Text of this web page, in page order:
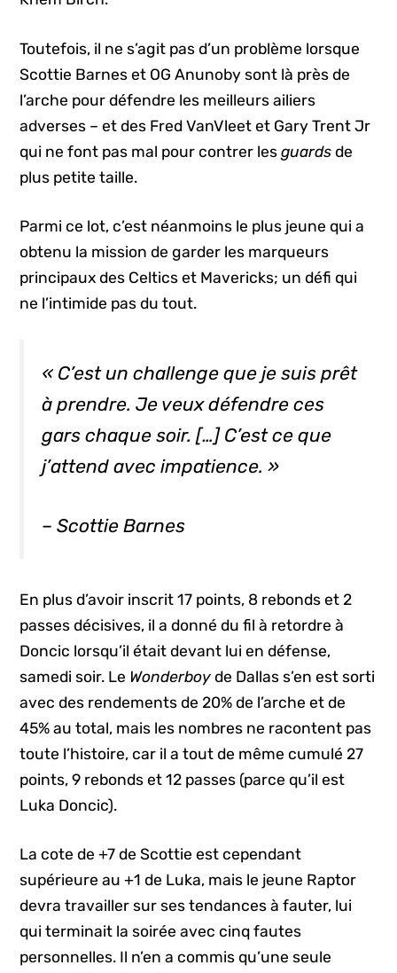
Toutefois, il ne s’agit pas d’un problème lorsque
Scottie Barnes et OG Anunoby sont là près de
l’arche pour défendre les meilleurs ailiers
adverses – et des Fred VanVleet et Gary Trent Jr
qui ne font pas mal pour contrer lesguards de
plus petite taille.
Parmi ce lot, c’est néanmoins le plus jeune qui a
obtenu la mission de garder les marqueurs
principaux des Celtics et Mavericks; un défi qui
ne l’intimide pas du tout.
« C’est unchallenge que je suis prêt
à prendre. Je veux défendre ces
gars chaque soir. […] C’est ce que
j’attend avec impatience. »
– Scottie Barnes
En plus d’avoir inscrit 17 points, 8 rebonds et 2
passes décisives, il a donné du fil à retordre à
Doncic lorsqu’il était devant lui en défense,
samedi soir. Le Wonderboy de Dallas s’en est sorti
avec des rendements de 20% de l’arche et de
45% au total, mais les nombres ne racontent pas
toute l’histoire, car il a tout de même cumulé 27
points, 9 rebonds et 12 passes (parce qu’il est
Luka Doncic).
La cote de +7 de Scottie est cependant
supérieure au +1 de Luka, mais le jeune Raptor
devra travailler sur ses tendances à fauter, lui
qui terminait la soirée avec cinq fautes
personnelles. Il n’en a commis qu’une seule